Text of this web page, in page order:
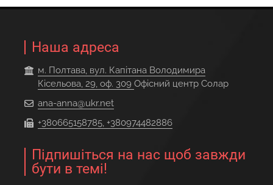
Наша адреса
м. Полтава, вул. Капітана Володимира
Кісельова, 29, оф. 309 Офісний центр Солар
ana-anna@ukr.net
+380665158785, +380974482886
Підпишіться на нас щоб завжди
бути в темі!